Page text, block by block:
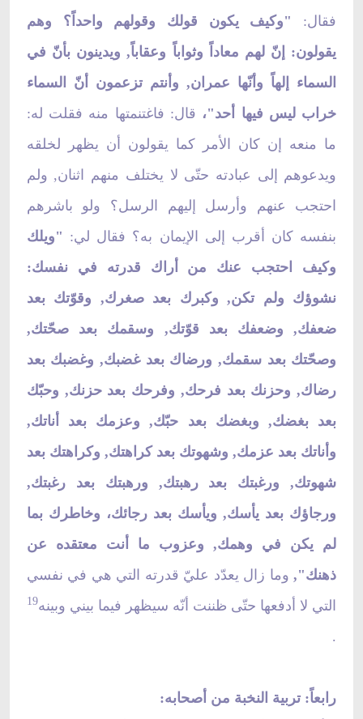
فقال: "وكيف يكون قولك وقولهم واحداً؟ وهم
يقولون: إنّ لهم معاداً وثواباً وعقاباً, ويدينون بأنّ في
السماء إلهاً وأنّها عمران, وأنتم تزعمون أنّ السماء
خراب ليس فيها أحد"، قال: فاغتنمتها منه فقلت له:
ما منعه إن كان الأمر كما يقولون أن يظهر لخلقه
ويدعوهم إلى عبادته حتّى لا يختلف منهم اثنان, ولم
احتجب عنهم وأرسل إليهم الرسل؟ ولو باشرهم
بنفسه كان أقرب إلى الإيمان به؟ فقال لي: "ويلك
وكيف احتجب عنك من أراك قدرته في نفسك:
نشوؤك ولم تكن, وكبرك بعد صغرك, وقوّتك بعد
ضعفك, وضعفك بعد قوّتك, وسقمك بعد صحّتك,
وصحّتك بعد سقمك, ورضاك بعد غضبك, وغضبك بعد
رضاك, وحزنك بعد فرحك, وفرحك بعد حزنك, وحبّك
بعد بغضك, وبغضك بعد حبّك, وعزمك بعد أناتك,
وأناتك بعد عزمك, وشهوتك بعد كراهتك, وكراهتك بعد
شهوتك, ورغبتك بعد رهبتك, ورهبتك بعد رغبتك,
ورجاؤك بعد يأسك, ويأسك بعد رجائك، وخاطرك بما
لم يكن في وهمك, وعزوب ما أنت معتقده عن
ذهنك", وما زال يعدّد عليّ قدرته التي هي في نفسي
التي لا أدفعها حتّى ظننت أنّه سيظهر فيما بيني وبينه19
.
رابعاً: تربية النخبة من أصحابه: